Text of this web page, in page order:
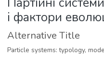
Statistics
і фактори
Alternative Title
Particle systems: typology,